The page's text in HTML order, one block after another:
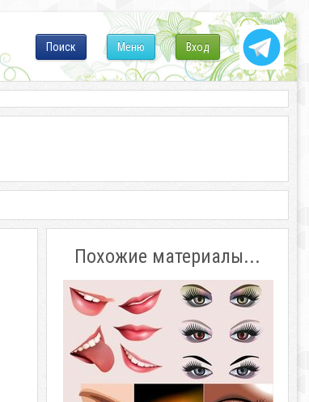
Вход
Меню
Поиск
Похожие материалы...